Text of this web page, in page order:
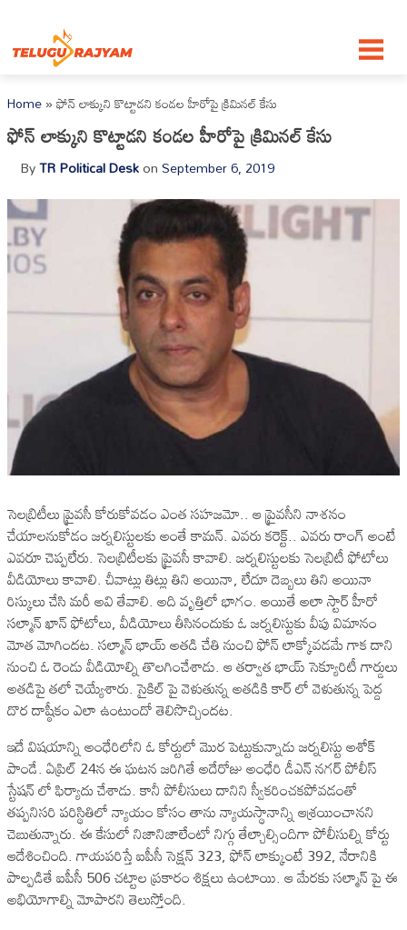
Home»ఫోన్ లాక్కుని కొట్టాడ‌ని క‌ండ‌ల‌ హీరోపై క్రిమిన‌ల్ కేసు
ఫోన్ లాక్కుని కొట్టాడ‌ని క‌ండ‌ల‌ హీరోపై క్రిమిన‌ల్ కేసు
ByTR Political DeskonSeptember 6, 2019
సెల‌బ్రిటీలు ప్రైవ‌సీ కోరుకోవ‌డం ఎంత స‌హ‌జ‌మో.. ఆ ప్రైవ‌సీని నాశ‌నం
చేయాల‌నుకోడం జ‌ర్న‌లిస్టుల‌కు అంతే కామ‌న్. ఎవ‌రు క‌రెక్ట్.. ఎవ‌రు రాంగ్ అంటే
ఎవ‌రూ చెప్ప‌లేరు. సెల‌బ్రిటీల‌కు ప్రైవ‌సీ కావాలి. జ‌ర్న‌లిస్టుల‌కు సెల‌బ్రిటీ ఫోటోలు
వీడియోలు కావాలి. చీవాట్లు తిట్లు తిని అయినా, లేదూ దెబ్బ‌లు తిని అయినా
రిస్కులు చేసి మ‌రీ అవి తేవాలి. అది వృత్తిలో భాగం. అయితే అలా స్టార్ హీరో
స‌ల్మాన్ ఖాన్ ఫోటోలు, వీడియోలు తీసినందుకు ఓ జ‌ర్న‌లిస్టుకు వీపు విమానం
మోత మోగింద‌ట‌. స‌ల్మాన్ భాయ్ అత‌డి చేతి నుంచి ఫోన్ లాక్కోవ‌డ‌మే గాక దాని
నుంచి ఓ రెండు వీడియోల్ని తొల‌గించేశాడు. ఆ త‌ర్వాత భాయ్ సెక్యూరిటీ గార్డులు
అత‌డిపై త‌లో చెయ్యేశారు. సైకిల్ పై వెళుతున్న అత‌డికి కార్ లో వెళుతున్న పెద్ద
దొర‌ దాష్ఠీకం ఎలా ఉంటుందో తెలిసొచ్చింద‌ట‌.
ఇదే విష‌యాన్ని అంధేరిలోని ఓ కోర్టులో మొర పెట్టుకున్నాడు జ‌ర్న‌లిస్టు అశోక్
పాండే. ఏప్రిల్ 24న ఈ ఘ‌ట‌న జ‌రిగితే అదేరోజు అంధేరి డీఎన్ న‌గ‌ర్ పోలీస్
స్టేష‌న్ లో ఫిర్యాదు చేశాడు. కానీ పోలీసులు దానిని స్వీక‌రించ‌క‌పోవ‌డంతో
త‌ప్ప‌నిస‌రి ప‌రిస్థితిలో న్యాయం కోసం తాను న్యాయ‌స్థానాన్ని ఆశ్ర‌యించాన‌ని
చెబుతున్నారు. ఈ కేసులో నిజానిజాలేంటో నిగ్గు తేల్చాల్సిందిగా పోలీసుల్ని కోర్టు
ఆదేశించింది. గాయ‌ప‌రిస్తే ఐపీసీ సెక్ష‌న్ 323, ఫోన్ లాక్కుంటే 392, నేరానికి
పాల్ప‌డితే ఐపీసీ 506 చ‌ట్టాల ప్ర‌కారం శిక్ష‌లు ఉంటాయి. ఆ మేర‌కు స‌ల్మాన్ పై ఈ
అభియోగాల్ని మోపార‌ని తెలుస్తోంది.